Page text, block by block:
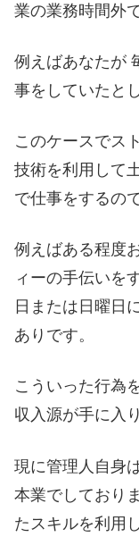
業の業務時間外
例えばあなたが
事をしていたと
このケースでス
技術を利用して
で仕事をするの
例えばある程度
ィーの手伝いを
日または日曜日
ありです。
こういった行為
収入源が手に入
現に管理人自身
本業でしており
たスキルを利用